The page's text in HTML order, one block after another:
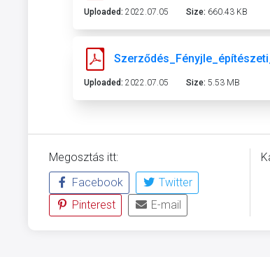
Uploaded: 2022.07.05 Size: 660.43 KB
Uploaded: 2022.07.05 Size: 5.53 MB
Megosztás itt:
Facebook
Twitter
Pinterest
E-mail